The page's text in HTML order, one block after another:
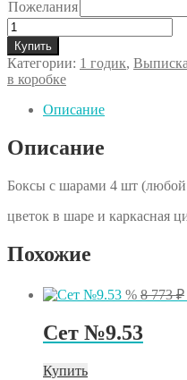
Пожелания
Количество
товара
Боксы
с
шарами
(любой
текст)
Купить
Категории: 1 годик,
в коробке
Описание
Описание
Боксы с шарами 4 шт (любой
цветок в шаре и каркасная
Похожие
% 8 773₽
Сет №9.53
Купить